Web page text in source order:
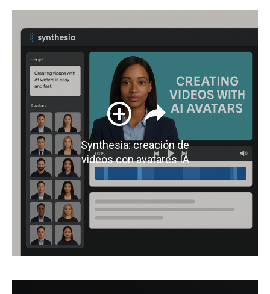
Synthesia: creación de
videos con avatares IA